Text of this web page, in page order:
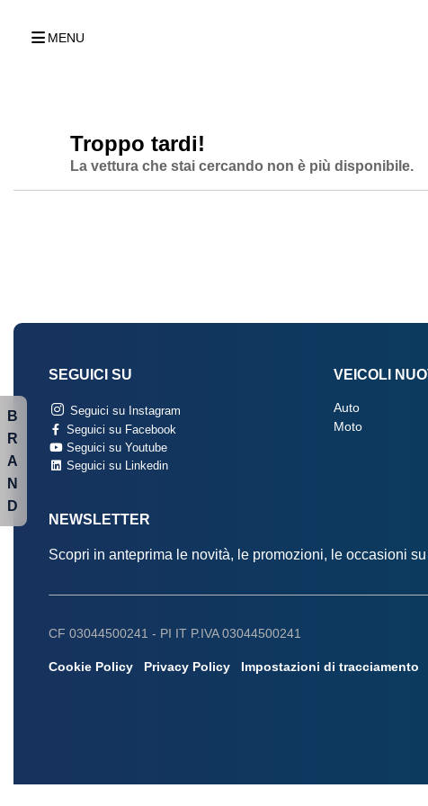
MENU
Troppo tardi!
La vettura che stai cercando non è più disponibile.
SEGUICI SU
Seguici su Instagram
Seguici su Facebook
Seguici su Youtube
Seguici su Linkedin
VEICOLI
Auto
Moto
NEWSLETTER
Scopri in anteprima le novità, le promozioni, le occasioni
CF 03044500241 - PI IT P.IVA 03044500241
Cookie Policy Privacy Policy Impostazioni di tracciamento
B
R
A
N
D